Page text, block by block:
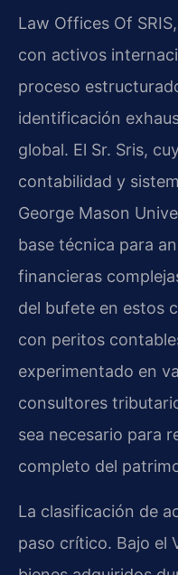
Law Offices Of
con activos
proceso
identificación
global. El Sr. Sris,
contabilidad y
George Mason
base técnica para
financieras
del bufete en estos
con peritos
experimentado en
consultores
sea necesario para
completo del
La clasificación de
paso crítico. Bajo el